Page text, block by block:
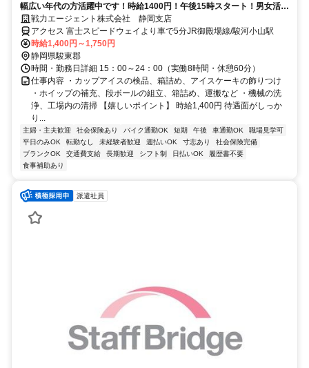
幅広い年代の方活躍中です！時給1400円！午後15時スタート！男女活躍
中！未経験者OK！土日祝日休み
戦力エージェント株式会社 静岡支店
アクセス 富士スピードウェイより車で5分JR御殿場線/駿河小山駅
時給1,400円～1,750円
静岡県駿東郡
時間・勤務日詳細 15：00～24：00（実働8時間・休憩60分）
仕事内容 ・カップアイスの検品、箱詰め、アイスケーキの飾りつけ
・ホイップの補充、段ボールの組立、箱詰め、運搬など ・機械の洗
浄、工場内の清掃 【嬉しいポイント】 時給1,400円 待遇面がしっか
り...
主婦・主夫歓迎 社会保険あり バイク通勤OK 短期 午後 車通勤OK
職場見学可
平日のみOK
転勤なし 未経験者歓迎 週払いOK 寸志あり
社会保険完備
ブランクOK
交通費支給 長期歓迎 シフト制 日払いOK
履歴書不要
食事補助あり
派遣社員